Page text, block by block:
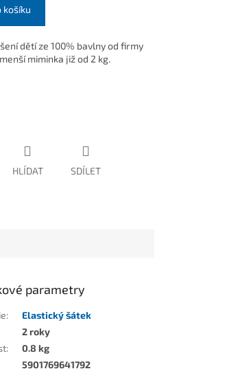
košíku
dětí ze 100% bavlny od firmy
miminka již od 2 kg.
HLÍDAT SDÍLET
parametry
:
Elastický šátek
2 roky
:
0.8 kg
5901769641792